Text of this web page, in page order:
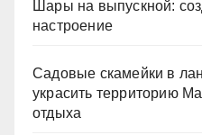
Шары на выпускной:
настроение
Садовые скамейки в
украсить территорию
отдыха